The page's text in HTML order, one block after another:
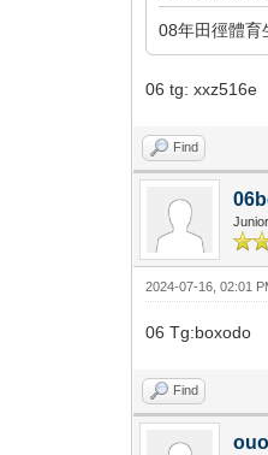
08年田徑體育
06 tg: xxz516e
Find
2024-07-16, 02:01
06 Tg:boxodo
Find